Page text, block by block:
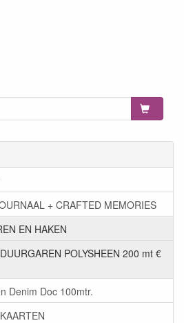
+ CRAFTED MEMORIES
EN HAKEN
POLYSHEEN 200 mt €
Denim Doc 100mtr.